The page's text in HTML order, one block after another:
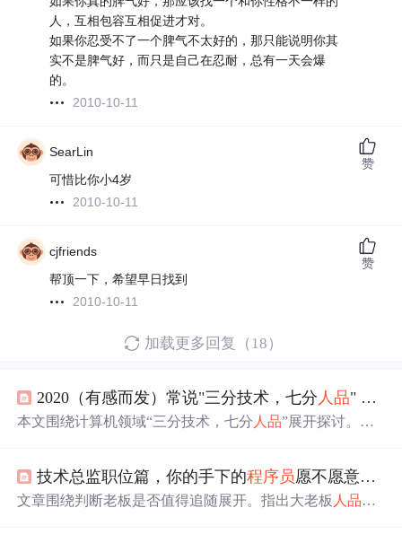
人，互相包容互相促进才对。
如果你忍受不了一个脾气不太好的，那只能说明你其
实不是脾气好，而只是自己在忍耐，总有一天会爆
的。
2010-10-11
SearLin
可惜比你小4岁
2010-10-11
赞
cjfriends
帮顶一下，希望早日找到
2010-10-11
赞
加载更多回复（18）
2020（有感而发）常说"三分技术，七分 人品" 在计算机领域真的是这样的吗
本文围绕计算机领域“三分技术，七分 人品”展开探讨。先
为不能因这句话放松对技术的追求，工作中团队合作等能
力也很关键。
技术总监职位篇，你的手下的程序员愿不愿意跟你干？
文章围绕判断老板是否值得追随展开。指出大老板 人品决